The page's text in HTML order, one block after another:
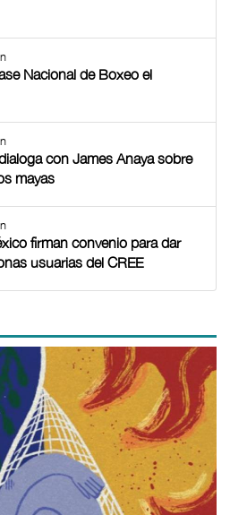
Nacional de Boxeo el
con James Anaya sobre
mayas
firman convenio para dar
usuarias del CREE